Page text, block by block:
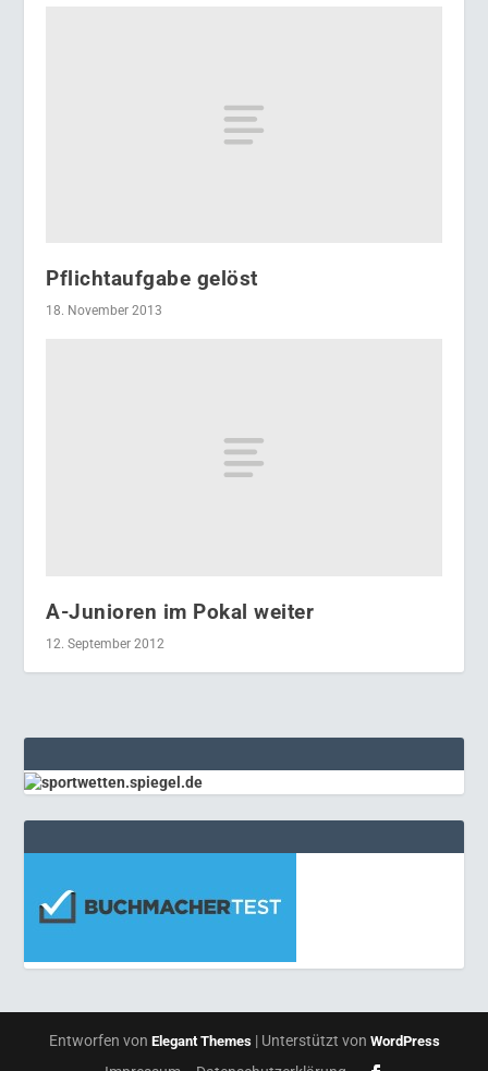
Pflichtaufgabe gelöst
18. November 2013
A-Junioren im Pokal weiter
12. September 2012
Entworfen von Elegant Themes| Unterstützt von WordPress